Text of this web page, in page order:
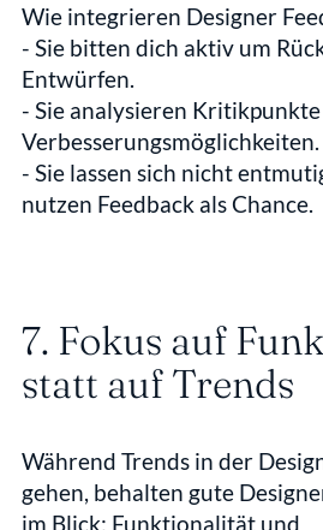
Wie integrieren Designer
- Sie bitten dich aktiv um
Entwürfen.
- Sie analysieren
Verbesserungsmöglichkeiten.
- Sie lassen sich nicht
nutzen Feedback als Chance.
7. Fokus auf
statt auf Trends
Während Trends in der
gehen, behalten gute
im Blick: Funktionalität und